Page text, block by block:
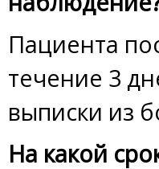
Пациента
течение 3
выписки из
На какой